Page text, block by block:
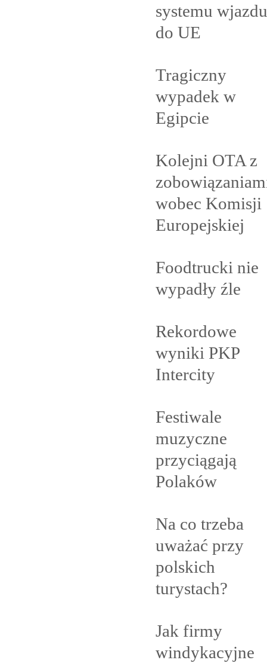
systemu wjazdu
do UE
Tragiczny
wypadek w
Egipcie
Kolejni OTA z
wobec Komisji
Europejskiej
Foodtrucki nie
wypadły źle
Rekordowe
wyniki PKP
Intercity
Festiwale
muzyczne
przyciągają
Polaków
Na co trzeba
uważać przy
polskich
turystach?
Jak firmy
windykacyjne